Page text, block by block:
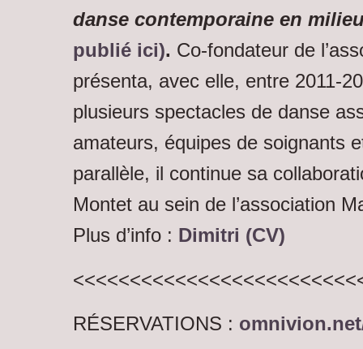
danse contemporaine en
publié ici). Co-fondateur de
présenta, avec elle, entre 2011-
plusieurs spectacles de danse
amateurs, équipes de soignants
parallèle, il continue sa
Montet au sein de l’association
Plus d’info : Dimitri (CV)
RÉSERVATIONS :